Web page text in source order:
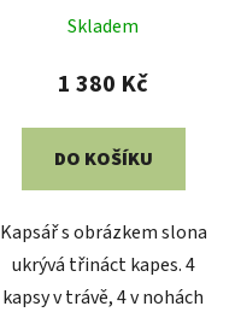
Skladem
1 380 Kč
DO KOŠÍKU
Kapsář s obrázkem slona
ukrývá třináct kapes. 4
kapsy v trávě, 4 v nohách